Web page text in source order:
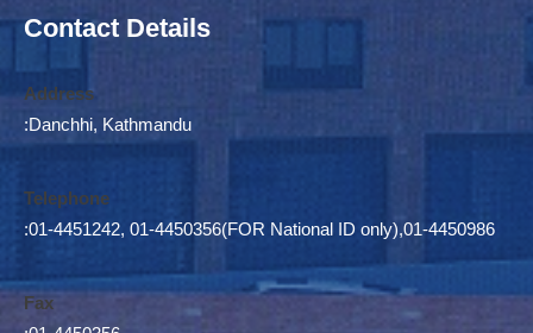
Contact Details
Address
:Danchhi, Kathmandu
Telephone
:01-4451242, 01-4450356(FOR National ID only),01-4450986
Fax